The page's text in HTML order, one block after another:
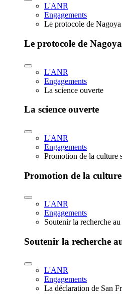
L'ANR
Engagements
Le protocole de Nagoya
Le protocole de Nagoya
L'ANR
Engagements
La science ouverte
La science ouverte
L'ANR
Engagements
Promotion de la culture
Promotion de la
L'ANR
Engagements
Soutenir la recherche
Soutenir la recherche
L'ANR
Engagements
La déclaration de San